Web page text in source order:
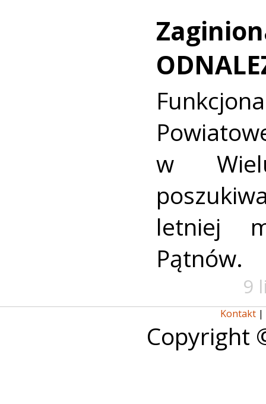
w
letniej
Pątnów.
9
Kontakt |
Copyright